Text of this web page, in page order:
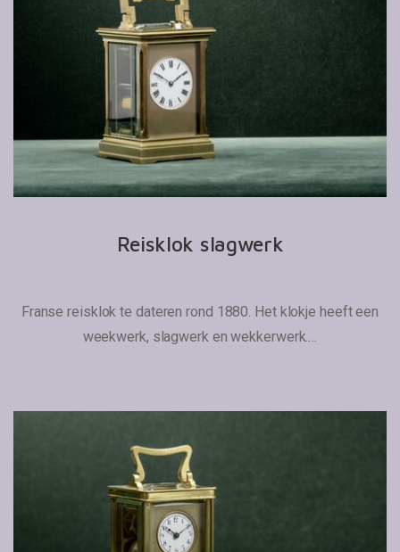
Reisklok slagwerk
Franse reisklok te dateren rond 1880. Het klokje heeft een
weekwerk, slagwerk en wekkerwerk.…